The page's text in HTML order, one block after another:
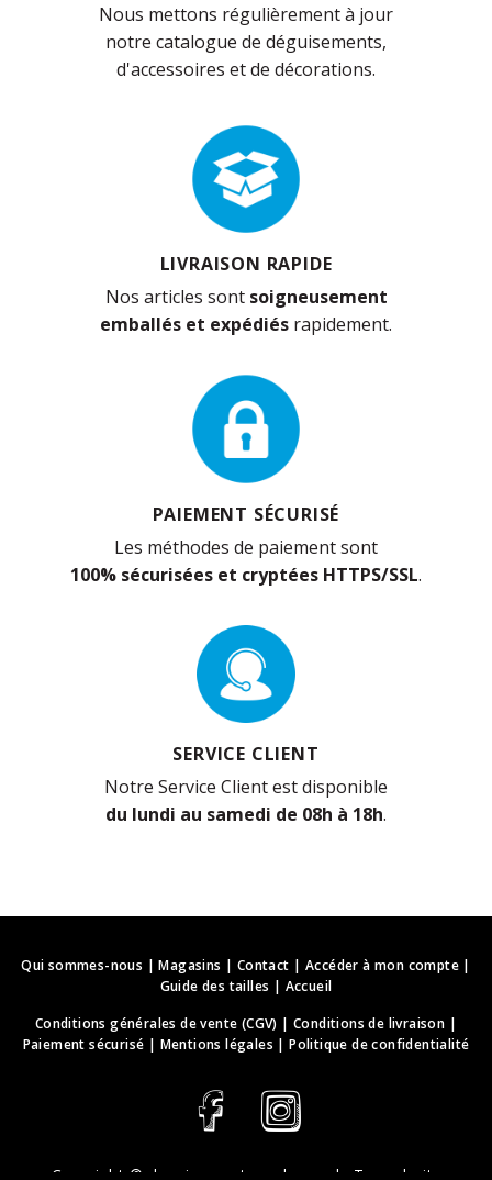
Nous mettons régulièrement à jour
notre catalogue de déguisements,
d'accessoires et de décorations.
LIVRAISON RAPIDE
Nos articles sont soigneusement
emballés et expédiés rapidement.
PAIEMENT SÉCURISÉ
Les méthodes de paiement sont
100% sécurisées et cryptées HTTPS/SSL.
SERVICE CLIENT
Notre Service Client est disponible
du lundi au samedi de 08h à 18h.
Qui sommes-nous |Magasins | Contact | Accéder à mon compte|
Guide des tailles | Accueil
Conditions générales de vente (CGV) |Conditions de livraison |
Paiement sécurisé | Mentions légales |Politique de confidentialité
Copyright © deguisements-cadeaux.ch . Tous droits